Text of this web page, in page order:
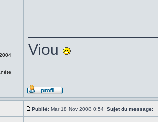
Viou
Publié: Mar 18 Nov 2008 0:54 Sujet du message: